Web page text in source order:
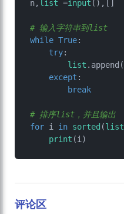
n, list =input (),[]
# 输入字符串到list
while True:
try:
list .append(
except :
break
# 排序list，并且输出
for i in sorted (list
print
评论区